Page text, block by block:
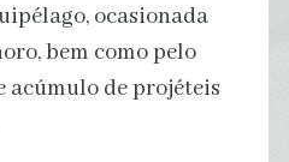
ocasionada
bem como pelo
acúmulo de projéteis